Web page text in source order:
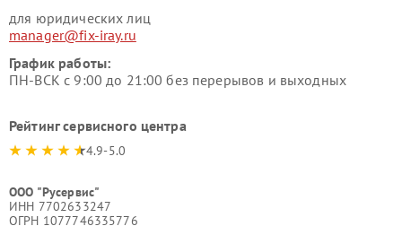
для юридических лиц
manager@fix-iray.ru
График работы:
ПН-ВСК с 9:00 до 21:00 без перерывов и выходных
Рейтинг сервисного центра
4.9-5.0
ООО "Русервис"
ИНН 7702633247
ОГРН 1077746335776